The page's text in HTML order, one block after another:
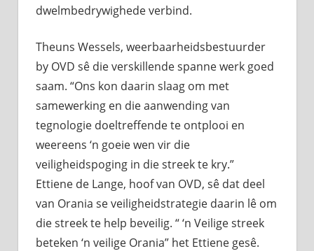
dwelmbedrywighede verbind.
Theuns Wessels, weerbaarheidsbestuurder
by OVD sê die verskillende spanne werk goed
saam. “Ons kon daarin slaag om met
samewerking en die aanwending van
tegnologie doeltreffende te ontplooi en
weereens ‘n goeie wen vir die
veiligheidspoging in die streek te kry.”
Ettiene de Lange, hoof van OVD, sê dat deel
van Orania se veiligheidstrategie daarin lê om
die streek te help beveilig. “ ‘n Veilige streek
beteken ‘n veilige Orania” het Ettiene gesê.